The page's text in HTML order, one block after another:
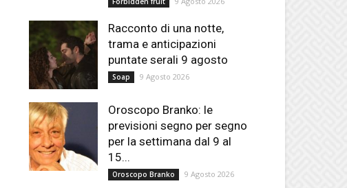
Racconto di una notte,
trama e anticipazioni
puntate serali 9 agosto
Soap 9 Agosto 2026
Oroscopo Branko: le
previsioni segno per segno
per la settimana dal 9 al
15...
Oroscopo Branko 9 Agosto 2026